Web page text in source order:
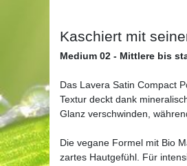
Kaschiert mit
Medium 02 - Mittlere bis
Das Lavera Satin Compact
Textur deckt dank
Glanz verschwinden,
Die vegane Formel mit Bio
zartes Hautgefühl. Für